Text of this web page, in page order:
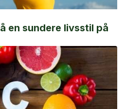
en sundere livsstil på